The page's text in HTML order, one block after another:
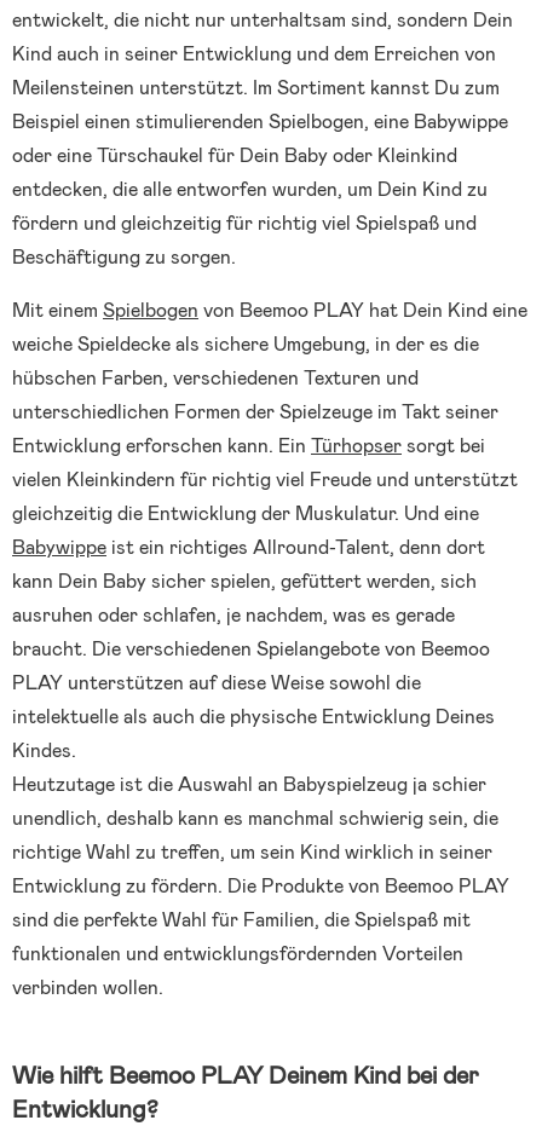
entwickelt, die nicht nur unterhaltsam sind, sondern Dein
Kind auch in seiner Entwicklung und dem Erreichen von
Meilensteinen unterstützt. Im Sortiment kannst Du zum
Beispiel einen stimulierenden Spielbogen, eine Babywippe
oder eine Türschaukel für Dein Baby oder Kleinkind
entdecken, die alle entworfen wurden, um Dein Kind zu
fördern und gleichzeitig für richtig viel Spielspaß und
Beschäftigung zu sorgen.
Mit einem Spielbogen von Beemoo PLAY hat Dein Kind eine
weiche Spieldecke als sichere Umgebung, in der es die
hübschen Farben, verschiedenen Texturen und
unterschiedlichen Formen der Spielzeuge im Takt seiner
Entwicklung erforschen kann. Ein Türhopsersorgt bei
vielen Kleinkindern für richtig viel Freude und unterstützt
gleichzeitig die Entwicklung der Muskulatur. Und eine
Babywippe ist ein richtiges Allround-Talent, denn dort
kann Dein Baby sicher spielen, gefüttert werden, sich
ausruhen oder schlafen, je nachdem, was es gerade
braucht. Die verschiedenen Spielangebote von Beemoo
PLAY unterstützen auf diese Weise sowohl die
intelektuelle als auch die physische Entwicklung Deines
Kindes.
Heutzutage ist die Auswahl an Babyspielzeug ja schier
unendlich, deshalb kann es manchmal schwierig sein, die
richtige Wahl zu treffen, um sein Kind wirklich in seiner
Entwicklung zu fördern. Die Produkte von Beemoo PLAY
sind die perfekte Wahl für Familien, die Spielspaß mit
funktionalen und entwicklungsfördernden Vorteilen
verbinden wollen.
Wie hilft Beemoo PLAY Deinem Kind bei der
Entwicklung?